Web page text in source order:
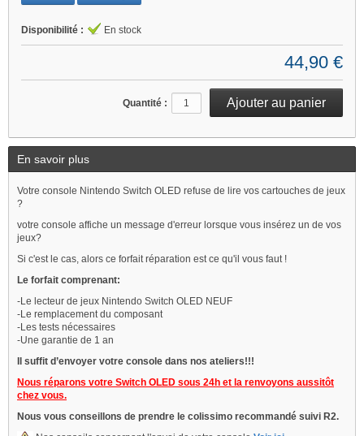
Disponibilité : En stock
44,90 €
Quantité :
En savoir plus
Votre console Nintendo Switch OLED refuse de lire vos cartouches de jeux
?
votre console affiche un message d'erreur lorsque vous insérez un de vos
jeux?
Si c'est le cas, alors ce forfait réparation est ce qu'il vous faut !
Le forfait comprenant:
-Le lecteur de jeux Nintendo Switch OLED NEUF
-Le remplacement du composant
-Les tests nécessaires
-Une garantie de 1 an
Il suffit d’envoyer votre console dans nos ateliers!!!
Nous réparons votre Switch OLED sous 24h et la renvoyons aussitôt
chez vous.
Nous vous conseillons de prendre le colissimo recommandé suivi R2.